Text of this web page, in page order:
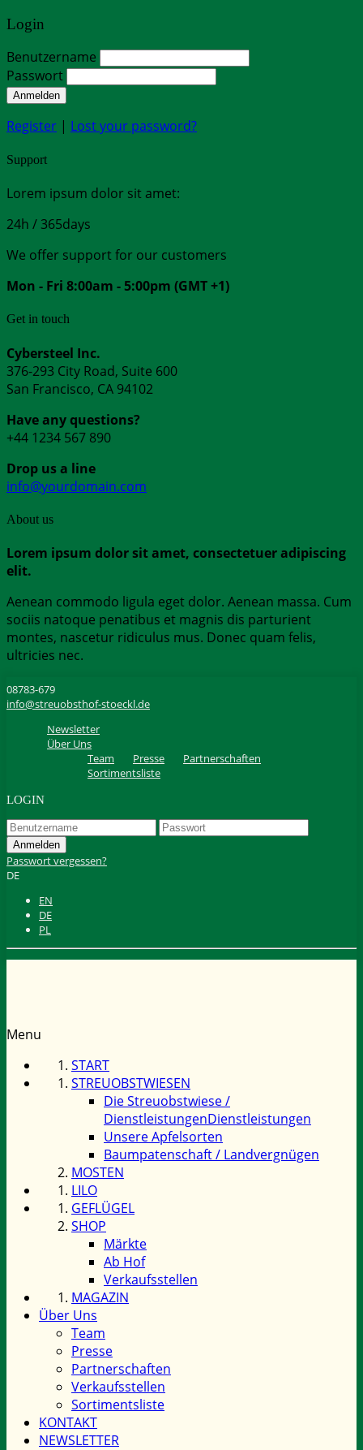
Login
Benutzername
Passwort
Anmelden
Register | Lost your password?
Support
Lorem ipsum dolor sit amet:
24h / 365days
We offer support for our customers
Mon - Fri 8:00am - 5:00pm (GMT +1)
Get in touch
Cybersteel Inc.
376-293 City Road, Suite 600
San Francisco, CA 94102
Have any questions?
+44 1234 567 890
Drop us a line
info@yourdomain.com
About us
Lorem ipsum dolor sit amet, consectetuer adipiscing
elit.
Aenean commodo ligula eget dolor. Aenean massa. Cum
sociis natoque penatibus et magnis dis parturient
montes, nascetur ridiculus mus. Donec quam felis,
ultricies nec.
08783-679
info@streuobsthof-stoeckl.de
Newsletter
Über Uns
Team
Presse
Partnerschaften
Sortimentsliste
LOGIN
Passwort vergessen?
DE
EN
DE
PL
Menu
START
STREUOBSTWIESEN
Die Streuobstwiese /
DienstleistungenDienstleistungen
Unsere Apfelsorten
Baumpatenschaft / Landvergnügen
MOSTEN
LILO
GEFLÜGEL
SHOP
Märkte
Ab Hof
Verkaufsstellen
MAGAZIN
Über Uns
Team
Presse
Partnerschaften
Verkaufsstellen
Sortimentsliste
KONTAKT
NEWSLETTER